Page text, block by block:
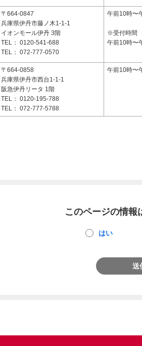
〒664-0847
兵庫県伊丹市藤ノ木1-1-1
イオンモール伊丹 3階
TEL： 0120-541-688
TEL： 072-777-0570
午前10時〜
※受付時間
午前10時〜
〒664-0858
兵庫県伊丹市西台1-1-1
阪急伊丹リータ 1階
TEL： 0120-195-788
TEL： 072-777-5788
午前10時〜
このページの情報
はい
送